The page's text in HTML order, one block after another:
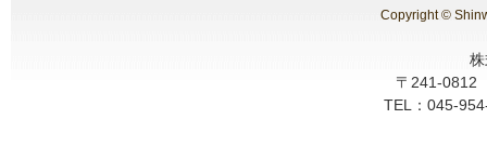
Copyright ©
〒241-0812
TEL：045-